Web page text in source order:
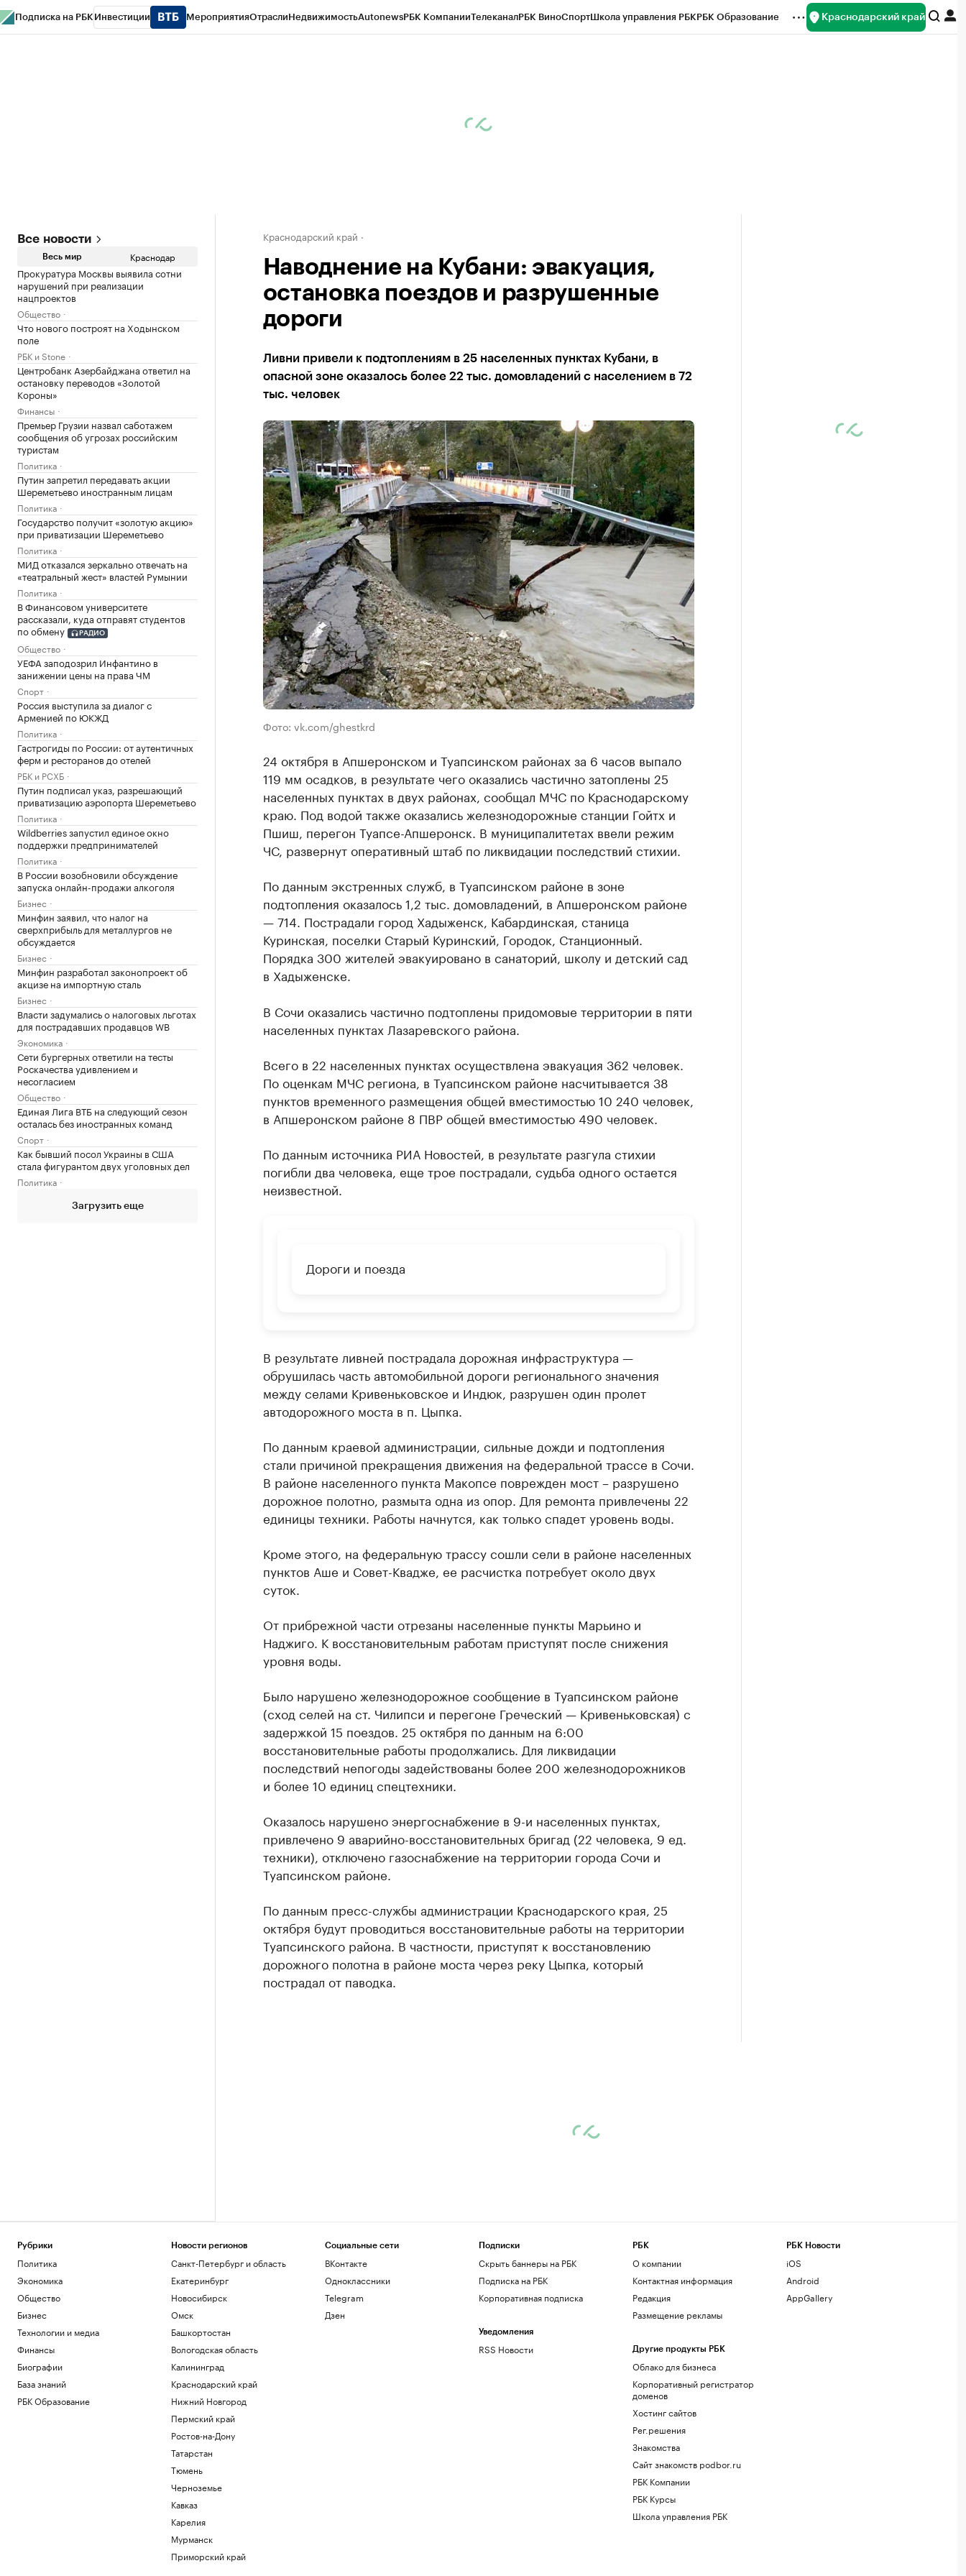
Подписка на РБК Инвестиции МероприятияОтраслиНедвижимостьAutonewsРБК КомпанииТелеканалРБК ВиноСпортШкола управления РБКРБК Образование Краснодарский край
Все новости
Весь мир Краснодар
Прокуратура Москвы выявила сотни
нарушений при реализации
нацпроектов
Общество
Что нового построят на Ходынском
поле
РБК и Stone
Центробанк Азербайджана ответил на
остановку переводов «Золотой
Короны»
Финансы
Премьер Грузии назвал саботажем
сообщения об угрозах российским
туристам
Политика
Путин запретил передавать акции
Шереметьево иностранным лицам
Политика
Государство получит «золотую акцию»
при приватизации Шереметьево
Политика
МИД отказался зеркально отвечать на
«театральный жест» властей Румынии
Политика
В Финансовом университете
рассказали, куда отправят студентов
по обмену
РАДИО
Общество
УЕФА заподозрил Инфантино в
занижении цены на права ЧМ
Спорт
Россия выступила за диалог с
Арменией по ЮКЖД
Политика
Гастрогиды по России: от аутентичных
ферм и ресторанов до отелей
РБК и РСХБ
Путин подписал указ, разрешающий
приватизацию аэропорта Шереметьево
Политика
Wildberries запустил единое окно
поддержки предпринимателей
Политика
В России возобновили обсуждение
запуска онлайн-продажи алкоголя
Бизнес
Минфин заявил, что налог на
сверхприбыль для металлургов не
обсуждается
Бизнес
Минфин разработал законопроект об
акцизе на импортную сталь
Бизнес
Власти задумались о налоговых льготах
для пострадавших продавцов WB
Экономика
Сети бургерных ответили на тесты
Роскачества удивлением и
несогласием
Общество
Единая Лига ВТБ на следующий сезон
осталась без иностранных команд
Спорт
Как бывший посол Украины в США
стала фигурантом двух уголовных дел
Политика
Загрузить еще
Краснодарский край
Наводнение на Кубани: эвакуация,
остановка поездов и разрушенные
дороги
Ливни привели к подтоплениям в 25 населенных пунктах Кубани, в
опасной зоне оказалось более 22 тыс. домовладений с населением в 72
тыс. человек
Фото: vk.com/ghestkrd
24 октября в Апшеронском и Туапсинском районах за 6 часов выпало
119 мм осадков, в результате чего оказались частично затоплены 25
населенных пунктах в двух районах, сообщал МЧС по Краснодарскому
краю. Под водой также оказались железнодорожные станции Гойтх и
Пшиш, перегон Туапсе-Апшеронск. В муниципалитетах ввели режим
ЧС, развернут оперативный штаб по ликвидации последствий стихии.
По данным экстренных служб, в Туапсинском районе в зоне
подтопления оказалось 1,2 тыс. домовладений, в Апшеронском районе
— 714. Пострадали город Хадыженск, Кабардинская, станица
Куринская, поселки Старый Куринский, Городок, Станционный.
Порядка 300 жителей эвакуировано в санаторий, школу и детский сад
в Хадыженске.
В Сочи оказались частично подтоплены придомовые территории в пяти
населенных пунктах Лазаревского района.
Всего в 22 населенных пунктах осуществлена эвакуация 362 человек.
По оценкам МЧС региона, в Туапсинском районе насчитывается 38
пунктов временного размещения общей вместимостью 10 240 человек,
в Апшеронском районе 8 ПВР общей вместимостью 490 человек.
По данным источника РИА Новостей, в результате разгула стихии
погибли два человека, еще трое пострадали, судьба одного остается
неизвестной.
Дороги и поезда
В результате ливней пострадала дорожная инфраструктура —
обрушилась часть автомобильной дороги регионального значения
между селами Кривеньковское и Индюк, разрушен один пролет
автодорожного моста в п. Цыпка.
По данным краевой администрации, сильные дожди и подтопления
стали причиной прекращения движения на федеральной трассе в Сочи.
В районе населенного пункта Макопсе поврежден мост – разрушено
дорожное полотно, размыта одна из опор. Для ремонта привлечены 22
единицы техники. Работы начнутся, как только спадет уровень воды.
Кроме этого, на федеральную трассу сошли сели в районе населенных
пунктов Аше и Совет-Квадже, ее расчистка потребует около двух
суток.
От прибрежной части отрезаны населенные пункты Марьино и
Наджиго. К восстановительным работам приступят после снижения
уровня воды.
Было нарушено железнодорожное сообщение в Туапсинском районе
(сход селей на ст. Чилипси и перегоне Греческий — Кривеньковская) с
задержкой 15 поездов. 25 октября по данным на 6:00
восстановительные работы продолжались. Для ликвидации
последствий непогоды задействованы более 200 железнодорожников
и более 10 единиц спецтехники.
Оказалось нарушено энергоснабжение в 9-и населенных пунктах,
привлечено 9 аварийно-восстановительных бригад (22 человека, 9 ед.
техники), отключено газоснабжение на территории города Сочи и
Туапсинском районе.
По данным пресс-службы администрации Краснодарского края, 25
октября будут проводиться восстановительные работы на территории
Туапсинского района. В частности, приступят к восстановлению
дорожного полотна в районе моста через реку Цыпка, который
пострадал от паводка.
Рубрики
Политика
Экономика
Общество
Бизнес
Технологии и медиа
Финансы
Биографии
База знаний
РБК Образование
Новости регионов
Санкт-Петербург и область
Екатеринбург
Новосибирск
Омск
Башкортостан
Вологодская область
Калининград
Краснодарский край
Нижний Новгород
Пермский край
Ростов-на-Дону
Татарстан
Тюмень
Черноземье
Кавказ
Карелия
Мурманск
Приморский край
Социальные сети
ВКонтакте
Одноклассники
Telegram
Дзен
Подписки
Скрыть баннеры на РБК
Подписка на РБК
Корпоративная подписка
Уведомления
RSS Новости
РБК
О компании
Контактная информация
Редакция
Размещение рекламы
Другие продукты РБК
Облако для бизнеса
Корпоративный регистратор
доменов
Хостинг сайтов
Рег.решения
Знакомства
Сайт знакомств podbor.ru
РБК Компании
РБК Курсы
Школа управления РБК
РБК Новости
iOS
Android
AppGallery